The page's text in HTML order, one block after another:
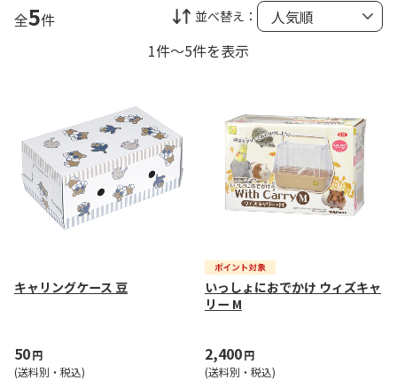
全5件 並べ替え：
1件～5件を表示
キャリングケース 豆
50円
(送料別・税込)
いっしょにおでかけ ウィズキャ
リー M
2,400円
(送料別・税込)